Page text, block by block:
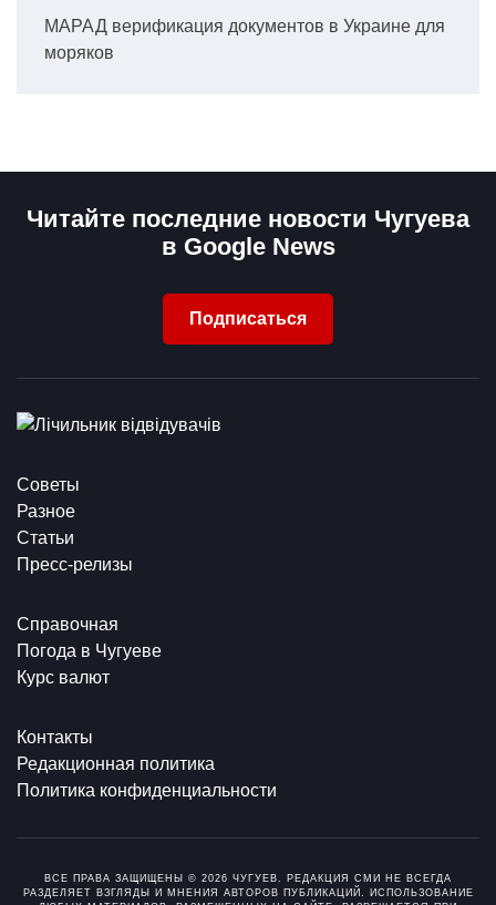
МАРАД верификация документов в Украине для
моряков
Читайте последние новости Чугуева
в Google News
Подписаться
Советы
Разное
Статьи
Пресс-релизы
Справочная
Погода в Чугуеве
Курс валют
Контакты
Редакционная политика
Политика конфиденциальности
ВСЕ ПРАВА ЗАЩИЩЕНЫ © 2026 ЧУГУЕВ. РЕДАКЦИЯ СМИ НЕ ВСЕГДА
РАЗДЕЛЯЕТ ВЗГЛЯДЫ И МНЕНИЯ АВТОРОВ ПУБЛИКАЦИЙ. ИСПОЛЬЗОВАНИЕ